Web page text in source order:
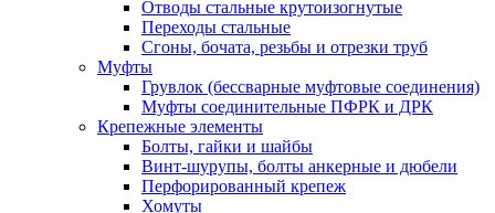
Отводы стальные крутоизогнутые
Переходы стальные
Сгоны, бочата, резьбы и отрезки труб
Муфты
Грувлок (бессварные муфтовые соединения)
Муфты соединительные ПФРК и ДРК
Крепежные элементы
Болты, гайки и шайбы
Винт-шурупы, болты анкерные и дюбели
Перфорированный крепеж
Хомуты